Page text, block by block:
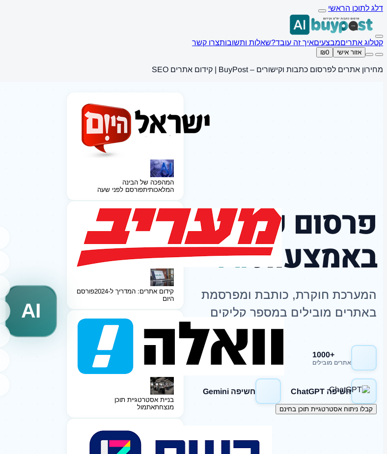
דלג לתוכן הראשי
קטלוג אתריםמבצעיםאיך זה עובד?שאלות ותשובותצרו קשר
אזור אישי ₪0
מחירון אתרים לפרסום כתבות וקישורים – BuyPost | קידום אתרים SEO
AI
המהפכה של הבינה
המלאכותיתפורסם לפני שעה
קידום אתרים: המדריך ל-2024
פורסם
היום
בניית אסטרטגיית תוכן
מנצחתאתמול
פרסום כתבות
באמצעותAI
המערכת חוקרת, כותבת ומפרסמת
באתרים מובילים במספר קליקים
+1000
אתרים מובילים
חשיפה Google
חשיפה ChatGPT חשיפה Gemini
קבלו ניתוח אסטרטגיית תוכן בחינם